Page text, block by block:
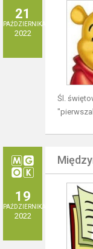
21
PAŹDZIERNIKA
2022
Śl.
19
PAŹDZIERNIKA
2022